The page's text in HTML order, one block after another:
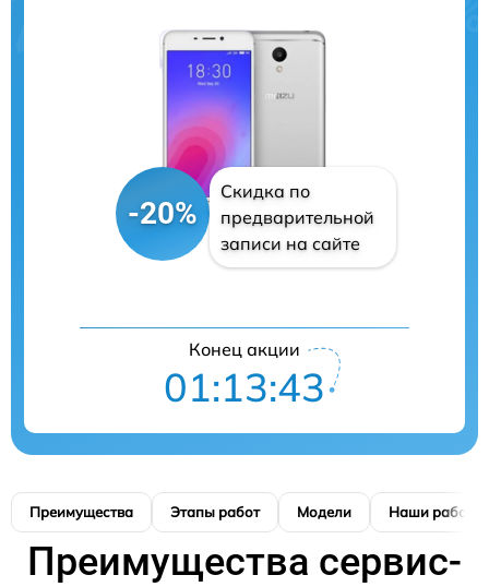
-20%
Скидка по
предварительной
записи на сайте
Конец акции
01:13:41
Преимущества Этапы работ Модели Наши работы
Преимущества сервис-